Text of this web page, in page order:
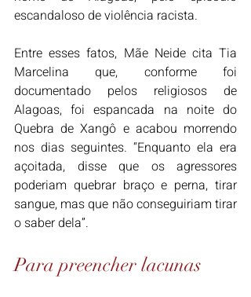
escandaloso de violência racista.
Entre esses fatos, Mãe Neide cita Tia
Marcelina que, conforme foi
documentado pelos religiosos de
Alagoas, foi espancada na noite do
Quebra de Xangô e acabou morrendo
nos dias seguintes. “Enquanto ela era
açoitada, disse que os agressores
poderiam quebrar braço e perna, tirar
sangue, mas que não conseguiriam tirar
o saber dela”.
Para preencher lacunas